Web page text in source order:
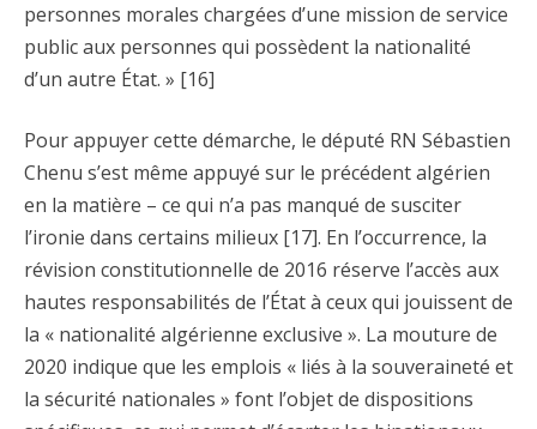
personnes morales chargées d’une mission de service
public aux personnes qui possèdent la nationalité
d’un autre État. » [16]
Pour appuyer cette démarche, le député RN Sébastien
Chenu s’est même appuyé sur le précédent algérien
en la matière – ce qui n’a pas manqué de susciter
l’ironie dans certains milieux [17]. En l’occurrence, la
révision constitutionnelle de 2016 réserve l’accès aux
hautes responsabilités de l’État à ceux qui jouissent de
la « nationalité algérienne exclusive ». La mouture de
2020 indique que les emplois « liés à la souveraineté et
la sécurité nationales » font l’objet de dispositions